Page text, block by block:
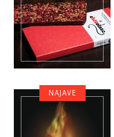
NAJAVE